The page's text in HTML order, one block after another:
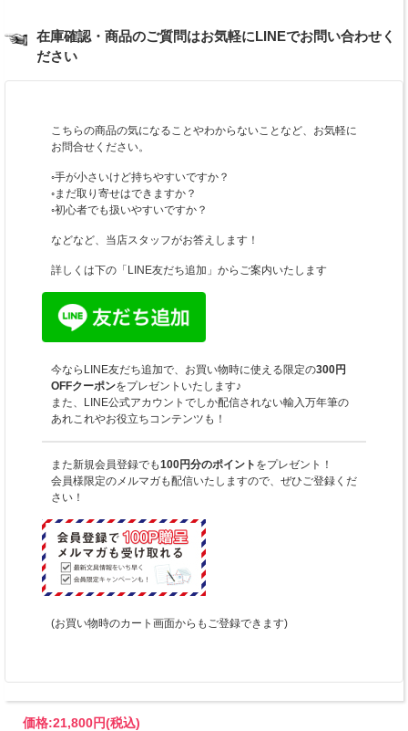
在庫確認・商品のご質問はお気軽にLINEでお問い合わせく
ださい
こちらの商品の気になることやわからないことなど、お気軽に
お問合せください。
◦手が小さいけど持ちやすいですか？
◦まだ取り寄せはできますか？
◦初心者でも扱いやすいですか？
などなど、当店スタッフがお答えします！
詳しくは下の「LINE友だち追加」からご案内いたします
今ならLINE友だち追加で、お買い物時に使える限定の300円
OFFクーポンをプレゼントいたします♪
また、LINE公式アカウントでしか配信されない輸入万年筆の
あれこれやお役立ちコンテンツも！
また新規会員登録でも100円分のポイント をプレゼント！
会員様限定のメルマガも配信いたしますので、ぜひご登録くだ
さい！
(お買い物時のカート画面からもご登録できます)
価格:21,800円(税込)